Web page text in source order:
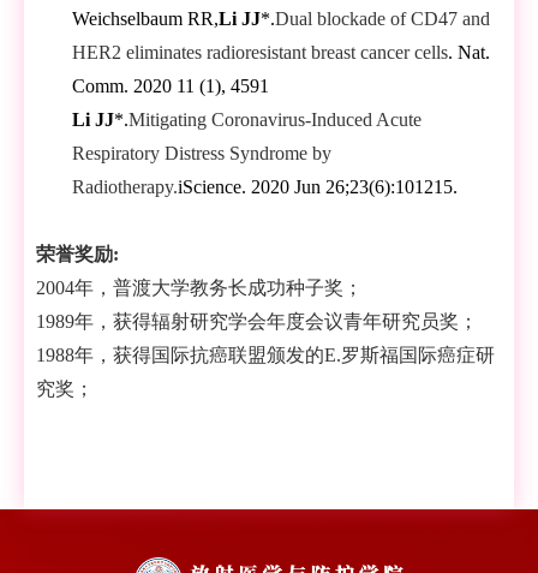
Weichselbaum RR,Li JJ*.Dual blockade of CD47 and
HER2 eliminates radioresistant breast cancer cells. Nat.
Comm. 2020 11 (1), 4591
Li JJ*.Mitigating Coronavirus-Induced Acute
Respiratory Distress Syndrome by
Radiotherapy.iScience. 2020 Jun 26;23(6):101215.
荣誉奖励:
2004年，普渡大学教务长成功种子奖；
1989年，获得辐射研究学会年度会议青年研究员奖；
1988年，获得国际抗癌联盟颁发的E.罗斯福国际癌症研
究奖；